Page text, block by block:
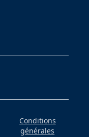
Conditions
générales